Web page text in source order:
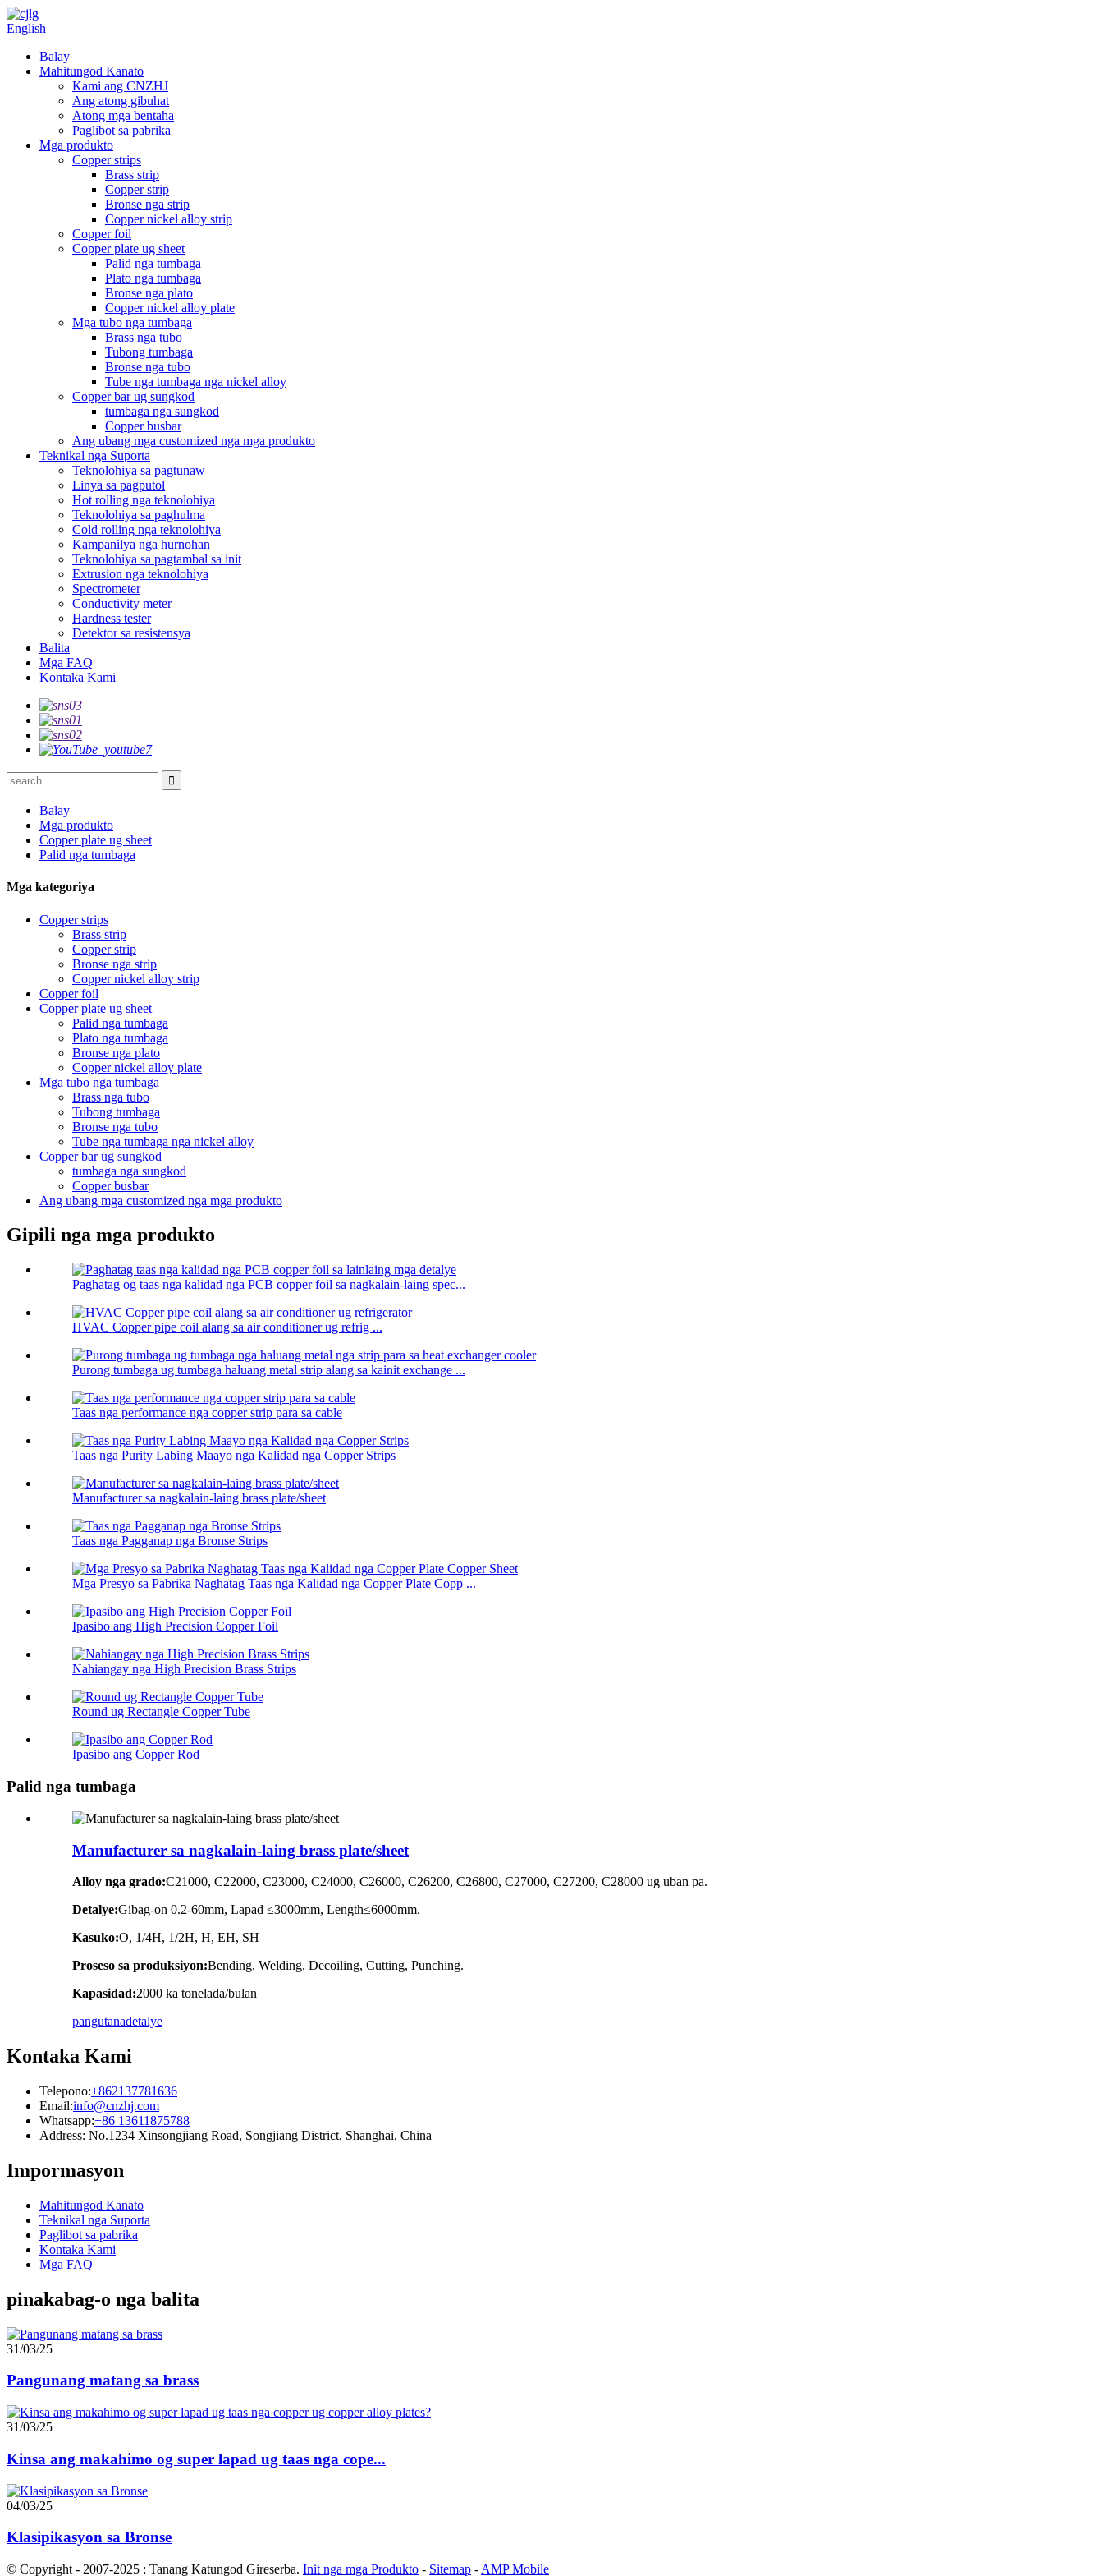
English
Balay
Mahitungod Kanato
Kami ang CNZHJ
Ang atong gibuhat
Atong mga bentaha
Paglibot sa pabrika
Mga produkto
Copper strips
Brass strip
Copper strip
Bronse nga strip
Copper nickel alloy strip
Copper foil
Copper plate ug sheet
Palid nga tumbaga
Plato nga tumbaga
Bronse nga plato
Copper nickel alloy plate
Mga tubo nga tumbaga
Brass nga tubo
Tubong tumbaga
Bronse nga tubo
Tube nga tumbaga nga nickel alloy
Copper bar ug sungkod
tumbaga nga sungkod
Copper busbar
Ang ubang mga customized nga mga produkto
Teknikal nga Suporta
Teknolohiya sa pagtunaw
Linya sa pagputol
Hot rolling nga teknolohiya
Teknolohiya sa paghulma
Cold rolling nga teknolohiya
Kampanilya nga hurnohan
Teknolohiya sa pagtambal sa init
Extrusion nga teknolohiya
Spectrometer
Conductivity meter
Hardness tester
Detektor sa resistensya
Balita
Mga FAQ
Kontaka Kami
Balay
Mga produkto
Copper plate ug sheet
Palid nga tumbaga
Mga kategoriya
Copper strips
Brass strip
Copper strip
Bronse nga strip
Copper nickel alloy strip
Copper foil
Copper plate ug sheet
Palid nga tumbaga
Plato nga tumbaga
Bronse nga plato
Copper nickel alloy plate
Mga tubo nga tumbaga
Brass nga tubo
Tubong tumbaga
Bronse nga tubo
Tube nga tumbaga nga nickel alloy
Copper bar ug sungkod
tumbaga nga sungkod
Copper busbar
Ang ubang mga customized nga mga produkto
Gipili nga mga produkto
Paghatag og taas nga kalidad nga PCB copper foil sa nagkalain-laing spec...
HVAC Copper pipe coil alang sa air conditioner ug refrig ...
Purong tumbaga ug tumbaga haluang metal strip alang sa kainit exchange ...
Taas nga performance nga copper strip para sa cable
Taas nga Purity Labing Maayo nga Kalidad nga Copper Strips
Manufacturer sa nagkalain-laing brass plate/sheet
Taas nga Pagganap nga Bronse Strips
Mga Presyo sa Pabrika Naghatag Taas nga Kalidad nga Copper Plate Copp ...
Ipasibo ang High Precision Copper Foil
Nahiangay nga High Precision Brass Strips
Round ug Rectangle Copper Tube
Ipasibo ang Copper Rod
Palid nga tumbaga
Manufacturer sa nagkalain-laing brass plate/sheet
Alloy nga grado:C21000, C22000, C23000, C24000, C26000, C26200, C26800, C27000, C27200, C28000 ug uban pa.
Detalye:Gibag-on 0.2-60mm, Lapad ≤3000mm, Length≤6000mm.
Kasuko:O, 1/4H, 1/2H, H, EH, SH
Proseso sa produksiyon:Bending, Welding, Decoiling, Cutting, Punching.
Kapasidad:2000 ka tonelada/bulan
pangutanadetalye
Kontaka Kami
Telepono:+862137781636
Email:info@cnzhj.com
Whatsapp:+86 13611875788
Address: No.1234 Xinsongjiang Road, Songjiang District, Shanghai, China
Impormasyon
Mahitungod Kanato
Teknikal nga Suporta
Paglibot sa pabrika
Kontaka Kami
Mga FAQ
pinakabag-o nga balita
31/03/25
Pangunang matang sa brass
31/03/25
Kinsa ang makahimo og super lapad ug taas nga cope...
04/03/25
Klasipikasyon sa Bronse
© Copyright - 2007-2025 : Tanang Katungod Gireserba. Init nga mga Produkto - Sitemap - AMP Mobile